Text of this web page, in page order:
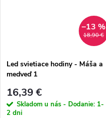
18,90 €
–13 %
Led svietiace hodiny - Máša a
medveď 1
16,39 €
Skladom u nás - Dodanie: 1-
2 dni